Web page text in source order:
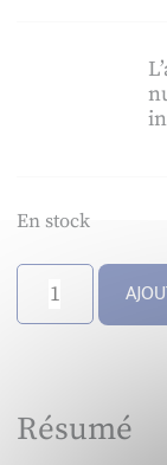
En stock
-Résumé